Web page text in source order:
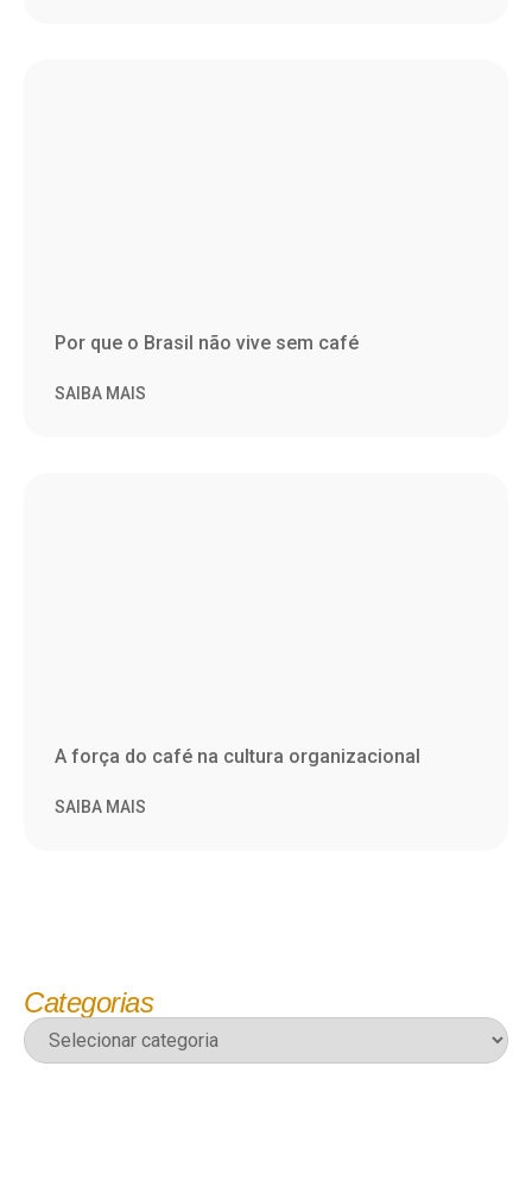
Por que o Brasil não vive sem café
SAIBA MAIS
A força do café na cultura organizacional
SAIBA MAIS
Categorias